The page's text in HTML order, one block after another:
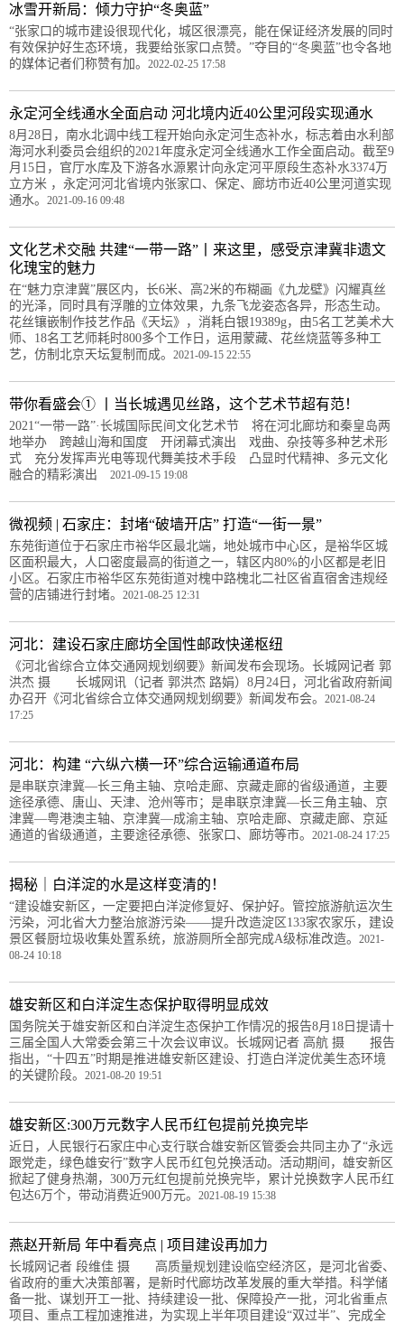
冰雪开新局：倾力守护“冬奥蓝”
“张家口的城市建设很现代化，城区很漂亮，能在保证经济发展的同时
有效保护好生态环境，我要给张家口点赞。”夺目的“冬奥蓝”也令各地
的媒体记者们称赞有加。 2022-02-25 17:58
永定河全线通水全面启动 河北境内近40公里河段实现通水
8月28日，南水北调中线工程开始向永定河生态补水，标志着由水利部
海河水利委员会组织的2021年度永定河全线通水工作全面启动。截至9
月15日，官厅水库及下游各水源累计向永定河平原段生态补水3374万
立方米 ，永定河河北省境内张家口、保定、廊坊市近40公里河道实现
通水。 2021-09-16 09:48
文化艺术交融 共建“一带一路”丨来这里，感受京津冀非遗文
化瑰宝的魅力
在“魅力京津冀”展区内，长6米、高2米的布糊画《九龙壁》闪耀真丝
的光泽，同时具有浮雕的立体效果，九条飞龙姿态各异，形态生动。
花丝镶嵌制作技艺作品《天坛》，消耗白银19389g，由5名工艺美术大
师、18名工艺师耗时800多个工作日，运用蒙藏、花丝烧蓝等多种工
艺，仿制北京天坛复制而成。 2021-09-15 22:55
带你看盛会① 丨当长城遇见丝路，这个艺术节超有范！
2021“一带一路”·长城国际民间文化艺术节 将在河北廊坊和秦皇岛两
地举办 跨越山海和国度 开闭幕式演出 戏曲、杂技等多种艺术形
式 充分发挥声光电等现代舞美技术手段 凸显时代精神、多元文化
融合的精彩演出 2021-09-15 19:08
微视频 | 石家庄：封堵“破墙开店” 打造“一街一景”
东苑街道位于石家庄市裕华区最北端，地处城市中心区，是裕华区城
区面积最大，人口密度最高的街道之一，辖区内80%的小区都是老旧
小区。石家庄市裕华区东苑街道对槐中路槐北二社区省直宿舍违规经
营的店铺进行封堵。 2021-08-25 12:31
河北：建设石家庄廊坊全国性邮政快递枢纽
《河北省综合立体交通网规划纲要》新闻发布会现场。长城网记者 郭
洪杰 摄 长城网讯（记者 郭洪杰 路娟）8月24日，河北省政府新闻
办召开《河北省综合立体交通网规划纲要》新闻发布会。 2021-08-24
17:25
河北：构建 “六纵六横一环”综合运输通道布局
是串联京津冀—长三角主轴、京哈走廊、京藏走廊的省级通道，主要
途径承德、唐山、天津、沧州等市；是串联京津冀—长三角主轴、京
津冀—粤港澳主轴、京津冀—成渝主轴、京哈走廊、京藏走廊、京延
通道的省级通道，主要途径承德、张家口、廊坊等市。 2021-08-24 17:25
揭秘｜白洋淀的水是这样变清的！
“建设雄安新区，一定要把白洋淀修复好、保护好。管控旅游航运次生
污染，河北省大力整治旅游污染——提升改造淀区133家农家乐，建设
景区餐厨垃圾收集处置系统，旅游厕所全部完成A级标准改造。 2021-
08-24 10:18
雄安新区和白洋淀生态保护取得明显成效
国务院关于雄安新区和白洋淀生态保护工作情况的报告8月18日提请十
三届全国人大常委会第三十次会议审议。长城网记者 高航 摄 报告
指出，“十四五”时期是推进雄安新区建设、打造白洋淀优美生态环境
的关键阶段。 2021-08-20 19:51
雄安新区:300万元数字人民币红包提前兑换完毕
近日，人民银行石家庄中心支行联合雄安新区管委会共同主办了“永远
跟党走，绿色雄安行”数字人民币红包兑换活动。活动期间，雄安新区
掀起了健身热潮，300万元红包提前兑换完毕，累计兑换数字人民币红
包达6万个，带动消费近900万元。 2021-08-19 15:38
燕赵开新局 年中看亮点 | 项目建设再加力
长城网记者 段维佳 摄 高质量规划建设临空经济区，是河北省委、
省政府的重大决策部署，是新时代廊坊改革发展的重大举措。科学储
备一批、谋划开工一批、持续建设一批、保障投产一批，河北省重点
项目、重点工程加速推进，为实现上半年项目建设“双过半”、完成全